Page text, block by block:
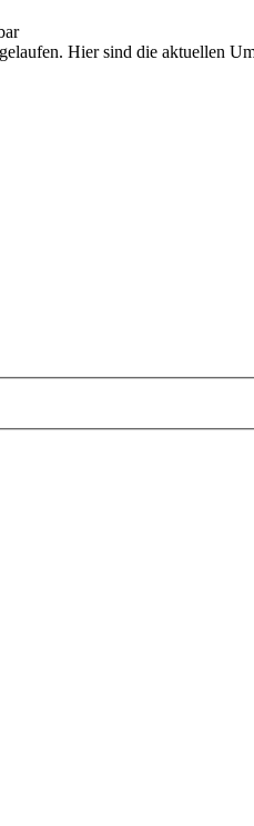
Hier sind die aktuellen